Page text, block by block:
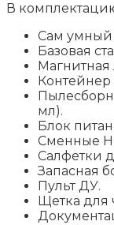
В
Сам умный
Базовая
Магнитная
мл).
Блок
Сменные
Салфетки
Запасная
Пульт ДУ.
Щетка для